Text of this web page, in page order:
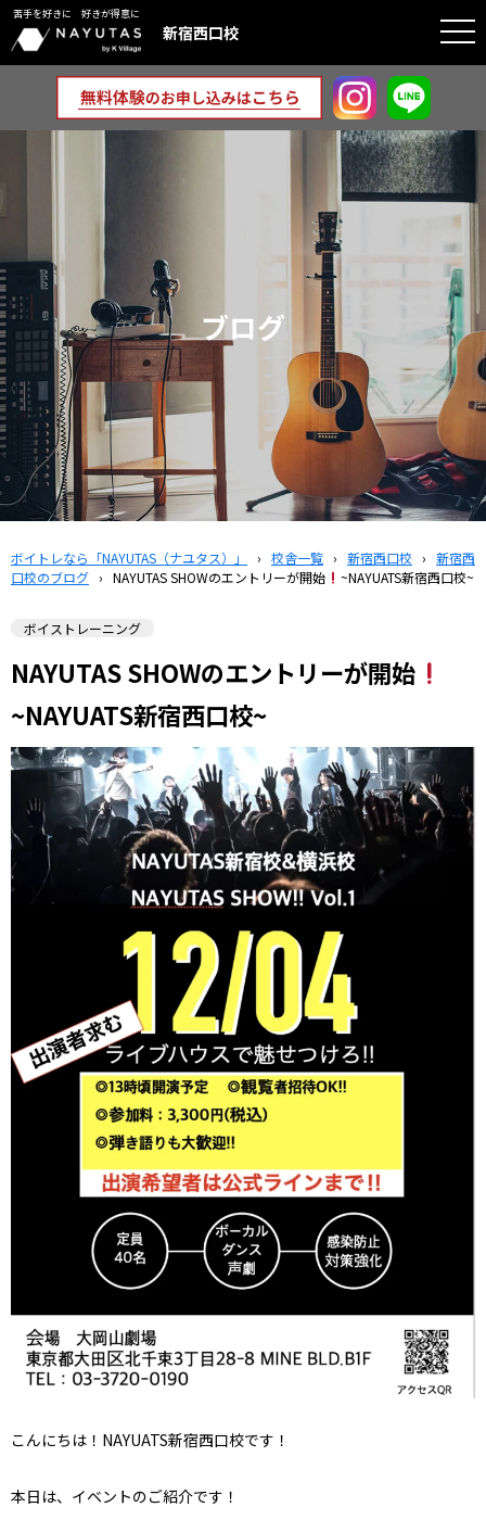
苦手を好きに 好きが得意に
新宿西口校
ブログ
ボイトレなら「NAYUTAS（ナユタス）」 › 校舎一覧 › 新宿西口校 › 新宿西
口校のブログ › NAYUTAS SHOWのエントリーが開始 ~NAYUATS新宿西口校~
ボイストレーニング
NAYUTAS SHOWのエントリーが開始
~NAYUATS新宿西口校~
こんにちは！NAYUATS新宿西口校です！
本日は、イベントのご紹介です！